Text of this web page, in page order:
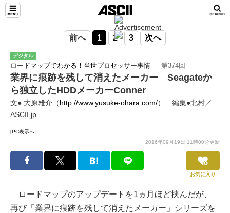
前へ 1 2 3 次へ
デジタル
ロードマップでわかる！当世プロセッサー事情 ― 第374回
業界に痕跡を残して消えたメーカー Seagateか
ら独立したHDDメーカーConner
文● 大原雄介（http://www.yusuke-ohara.com/） 編集●北村／
ASCII.jp
[PC表示へ]
2016年09月19日 11時00分更新
お気に入り
ロードマップのアップデートを1ヵ月ほど挟んだが、
再び「業界に痕跡を残して消えたメーカー」シリーズを